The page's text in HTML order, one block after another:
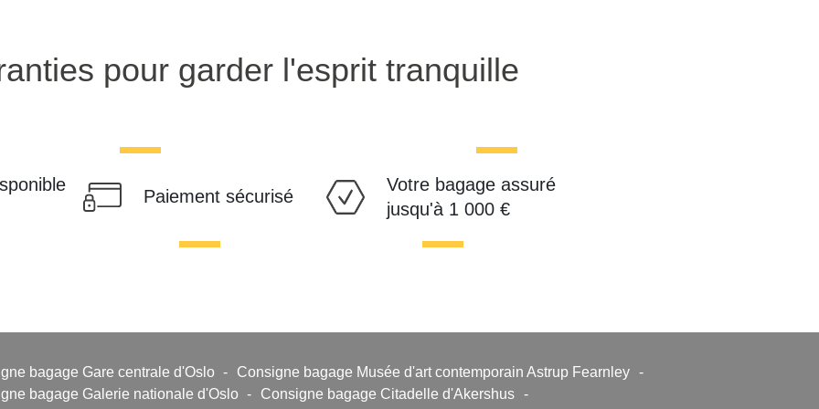
pour garder l'esprit tranquille
Paiement sécurisé
Votre bagage assuré
jusqu'à 1 000 €
bagage Gare centrale d'Oslo - Consigne bagage Musée d'art contemporain Astrup Fearnley -
bagage Galerie nationale d'Oslo - Consigne bagage Citadelle d'Akershus -